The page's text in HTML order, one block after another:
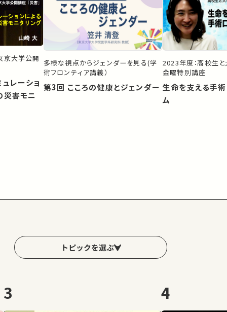
京大学公開
レーショ
災害モニ
多様な視点からジェンダーを見る(学
術フロンティア講義）
第3回 こころの健康とジェンダー
2023年度：高校生
金曜特別講座
生命を支える手
ム
トピックを選ぶ
3 4